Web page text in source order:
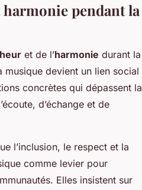
pendant la
et de l’harmonie durant la
devient un lien social
concrètes qui dépassent la
d’échange et de
l’inclusion, le respect et la
comme levier pour
Elles insistent sur